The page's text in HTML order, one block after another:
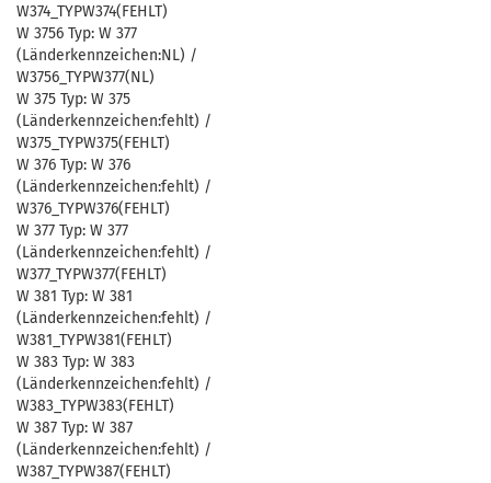
W374_TYPW374(FEHLT)
W 3756 Typ: W 377
(Länderkennzeichen:NL) /
W3756_TYPW377(NL)
W 375 Typ: W 375
(Länderkennzeichen:fehlt) /
W375_TYPW375(FEHLT)
W 376 Typ: W 376
(Länderkennzeichen:fehlt) /
W376_TYPW376(FEHLT)
W 377 Typ: W 377
(Länderkennzeichen:fehlt) /
W377_TYPW377(FEHLT)
W 381 Typ: W 381
(Länderkennzeichen:fehlt) /
W381_TYPW381(FEHLT)
W 383 Typ: W 383
(Länderkennzeichen:fehlt) /
W383_TYPW383(FEHLT)
W 387 Typ: W 387
(Länderkennzeichen:fehlt) /
W387_TYPW387(FEHLT)